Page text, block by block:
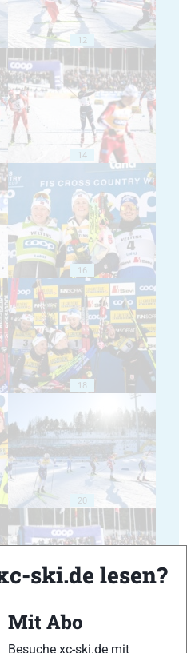
12
14
16
18
20
ski.de lesen?
Mit Abo
Besuche xc-ski.de mit